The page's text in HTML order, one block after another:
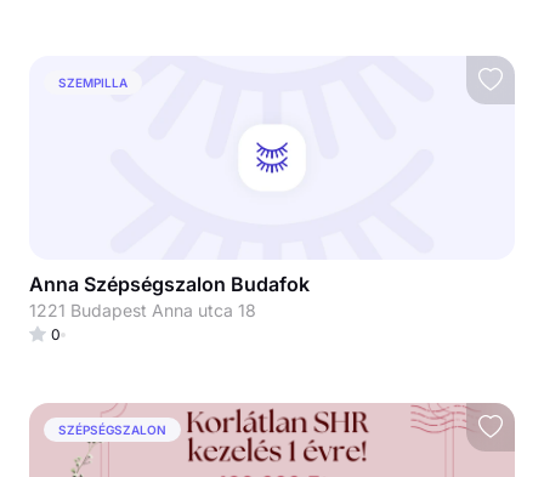
SZEMPILLA
Anna Szépségszalon Budafok
1221 Budapest Anna utca 18
0
SZÉPSÉGSZALON